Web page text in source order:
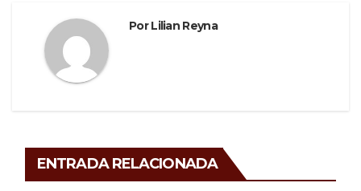
PorLilian Reyna
ENTRADA RELACIONADA